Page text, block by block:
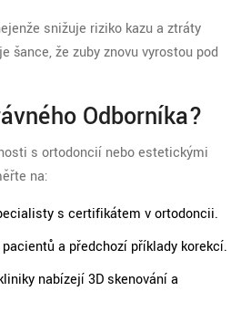
snižuje riziko kazu a ztráty
šance, že zuby znovu vyrostou pod
Odborníka?
s ortodoncií nebo estetickými
na:
s certifikátem v ortodoncii.
a předchozí příklady korekcí.
nabízejí 3D skenování a